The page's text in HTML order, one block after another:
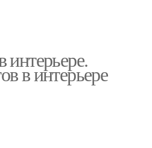
интерьере.
в интерьере